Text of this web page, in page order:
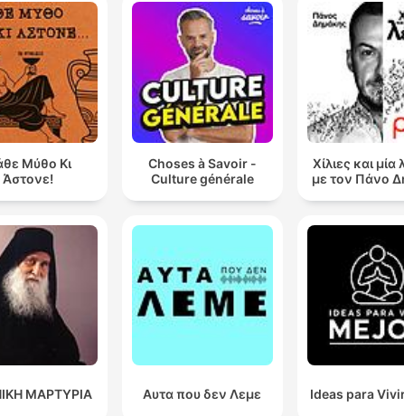
Μύθο Κι
Άστονε!
Choses à Savoir -
Culture générale
Χίλιες και μία
με τον Πάνο
ΜΑΡΤΥΡΙΑ Αυτα που δεν Λεμε Ideas para